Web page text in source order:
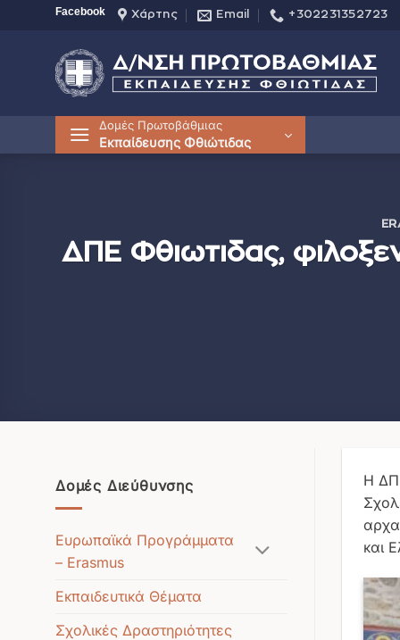
Μετάβαση
περιεχόμενο
Facebook Χάρτης Email +302231352723
Δομές Πρωτοβάθμιας
Εκπαίδευσης Φθιώτιδας
ΔΠΕ Φθιωτιδας,
Δομές Διεύθυνσης
Ευρωπαϊκά Προγράμματα
– Erasmus
Εκπαιδευτικά Θέματα
Σχολικές Δραστηριότητες
Η
και